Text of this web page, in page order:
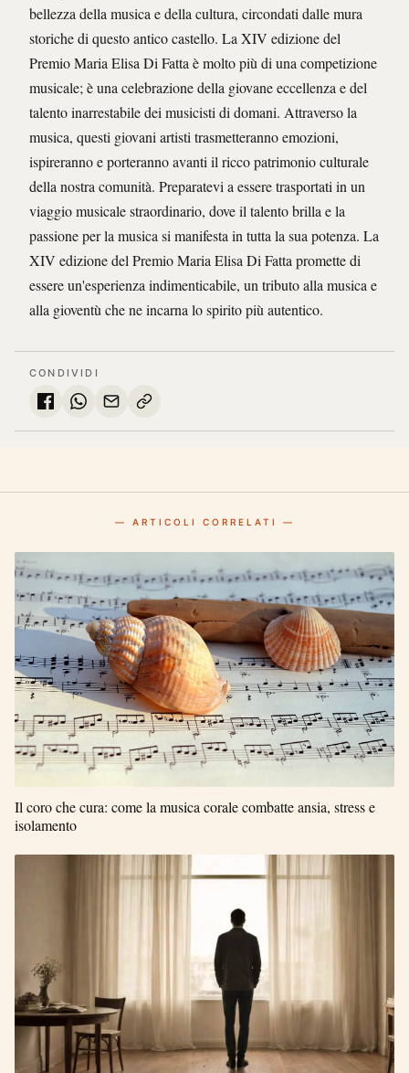
bellezza della musica e della cultura, circondati dalle mura
storiche di questo antico castello. La XIV edizione del
Premio Maria Elisa Di Fatta è molto più di una competizione
musicale; è una celebrazione della giovane eccellenza e del
talento inarrestabile dei musicisti di domani. Attraverso la
musica, questi giovani artisti trasmetteranno emozioni,
ispireranno e porteranno avanti il ricco patrimonio culturale
della nostra comunità. Preparatevi a essere trasportati in un
viaggio musicale straordinario, dove il talento brilla e la
passione per la musica si manifesta in tutta la sua potenza. La
XIV edizione del Premio Maria Elisa Di Fatta promette di
essere un'esperienza indimenticabile, un tributo alla musica e
alla gioventù che ne incarna lo spirito più autentico.
CONDIVIDI
— ARTICOLI CORRELATI —
Il coro che cura: come la musica corale combatte ansia, stress e
isolamento